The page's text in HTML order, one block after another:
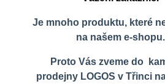
Je mnoho produktu, které
na našem e-shopu.
Proto Vás zveme do
prodejny LOGOS v Třinci